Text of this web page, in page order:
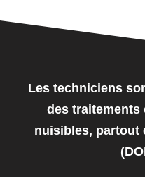
Les techniciens
des traitements
nuisibles, partout